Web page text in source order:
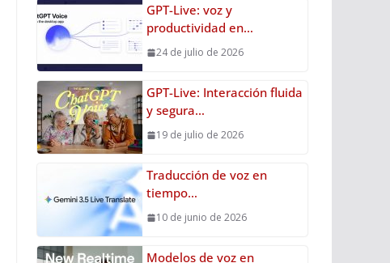
GPT-Live: voz y
productividad en…
24 de julio de 2026
GPT-Live: Interacción fluida
y segura…
19 de julio de 2026
Traducción de voz en
tiempo…
10 de junio de 2026
Modelos de voz en